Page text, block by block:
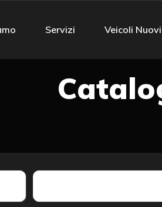
Servizi Veicoli Nuovi